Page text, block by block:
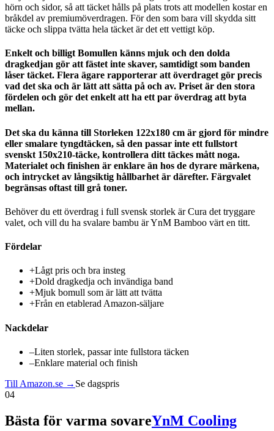
hörn och sidor, så att täcket hålls på plats trots att modellen kostar en
bråkdel av premiumöverdragen. För den som bara vill skydda sitt
täcke och slippa tvätta hela täcket är det ett vettigt köp.
Enkelt och billigt Bomullen känns mjuk och den dolda
dragkedjan gör att fästet inte skaver, samtidigt som banden
låser täcket. Flera ägare rapporterar att överdraget gör precis
vad det ska och är lätt att sätta på och av. Priset är den stora
fördelen och gör det enkelt att ha ett par överdrag att byta
mellan.
Det ska du känna till Storleken 122x180 cm är gjord för mindre
eller smalare tyngdtäcken, så den passar inte ett fullstort
svenskt 150x210-täcke, kontrollera ditt täckes mått noga.
Materialet och finishen är enklare än hos de dyrare märkena,
och intrycket av långsiktig hållbarhet är därefter. Färgvalet
begränsas oftast till grå toner.
Behöver du ett överdrag i full svensk storlek är Cura det tryggare
valet, och vill du ha svalare bambu är YnM Bamboo värt en titt.
Fördelar
+Lågt pris och bra insteg
+Dold dragkedja och invändiga band
+Mjuk bomull som är lätt att tvätta
+Från en etablerad Amazon-säljare
Nackdelar
–Liten storlek, passar inte fullstora täcken
–Enklare material och finish
Till Amazon.se → Se dagspris
04
Bästa för varma sovareYnM Cooling